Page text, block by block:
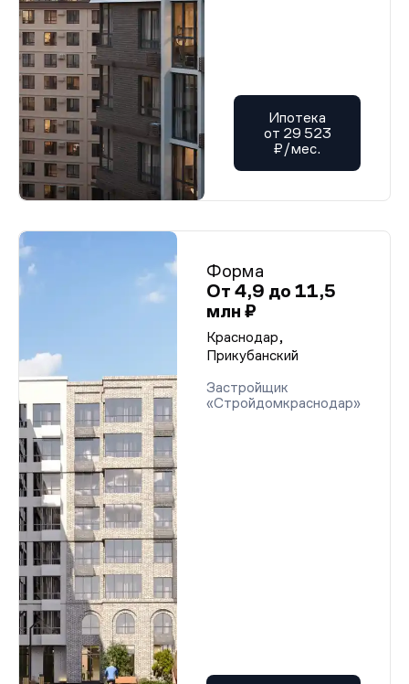
Ипотека
от 29 523
₽/мес.
Форма
От 4,9 до 11,5
млн ₽
Краснодар,
Прикубанский
Застройщик
«Стройдомкраснодар»